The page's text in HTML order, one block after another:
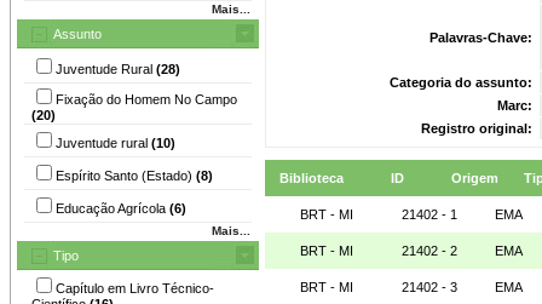
Mais...
Assunto
Juventude Rural (28)
Fixação do Homem No Campo
(20)
Juventude rural (10)
Espírito Santo (Estado) (8)
Educação Agrícola (6)
Mais...
Tipo
Capítulo em Livro Técnico-
Palavras-Chave:
Categoria do assunto:
Marc:
Registro original:
Biblioteca ID Origem
BRT - MI 21402 - 1 EMA
BRT - MI 21402 - 2 EMA
BRT - MI 21402 - 3 EMA